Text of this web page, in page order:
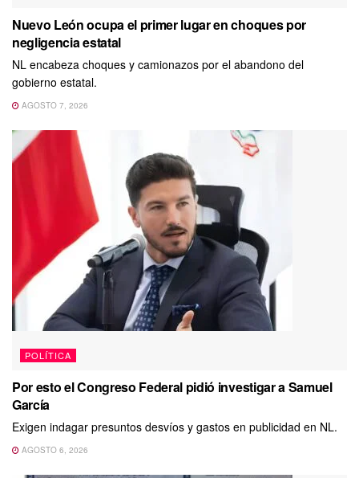
Nuevo León ocupa el primer lugar en choques por
negligencia estatal
NL encabeza choques y camionazos por el abandono del
gobierno estatal.
AGOSTO 7, 2026
POLÍTICA
Por esto el Congreso Federal pidió investigar a Samuel
García
Exigen indagar presuntos desvíos y gastos en publicidad en NL.
AGOSTO 6, 2026